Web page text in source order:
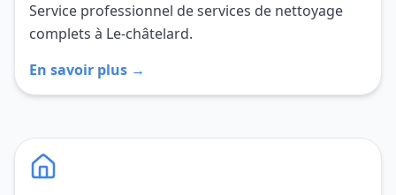
Service professionnel de services de nettoyage
complets à Le-châtelard.
En savoir plus →